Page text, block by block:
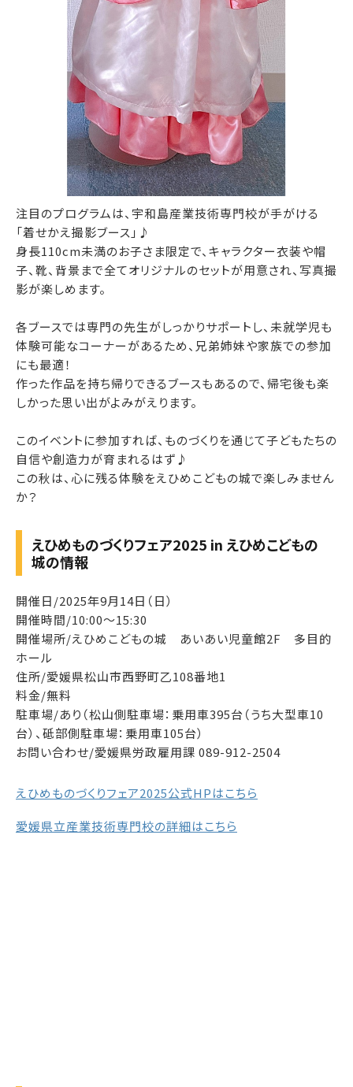
注目のプログラムは、宇和島産業技術専門校が手がける
「着せかえ撮影ブース」♪
身長110cm未満のお子さま限定で、キャラクター衣装や帽
子、靴、背景まで全てオリジナルのセットが用意され、写真撮
影が楽しめます。
各ブースでは専門の先生がしっかりサポートし、未就学児も
体験可能なコーナーがあるため、兄弟姉妹や家族での参加
にも最適！
作った作品を持ち帰りできるブースもあるので、帰宅後も楽
しかった思い出がよみがえります。
このイベントに参加すれば、ものづくりを通じて子どもたちの
自信や創造力が育まれるはず♪
この秋は、心に残る体験をえひめこどもの城で楽しみません
か？
えひめものづくりフェア2025 in えひめこどもの
城の情報
開催日/2025年9月14日（日）
開催時間/10:00～15:30
開催場所/えひめこどもの城 あいあい児童館2F 多目的
ホール
住所/愛媛県松山市西野町乙108番地1
料金/無料
駐車場/あり（松山側駐車場：乗用車395台（うち大型車10
台）、砥部側駐車場：乗用車105台）
お問い合わせ/愛媛県労政雇用課 089-912-2504
えひめものづくりフェア2025公式HPはこちら
愛媛県立産業技術専門校の詳細はこちら